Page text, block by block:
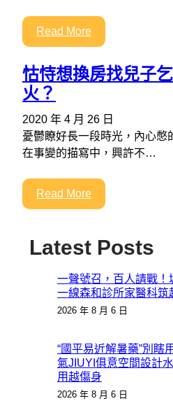
Read More
怙恃想換房找兒子
火？
2020 年 4 月 26 日
憂鬱瞭好長一段時光，內心
在事變的描寫中，興許不…
Read More
Latest Posts
一聲號召，百人請戰
一線森和診所家醫科筑
2026 年 8 月 6 日
“國平易近解暑藥”別瞎
氣JIUYI俱意空間設計
用越傷身
2026 年 8 月 6 日